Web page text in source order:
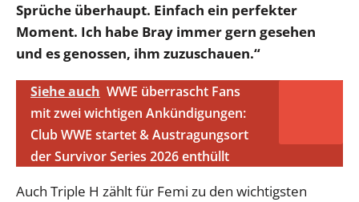
Sprüche überhaupt. Einfach ein perfekter
Moment. Ich habe Bray immer gern gesehen
und es genossen, ihm zuzuschauen.“
Siehe auch WWE überrascht Fans
mit zwei wichtigen Ankündigungen:
Club WWE startet & Austragungsort
der Survivor Series 2026 enthüllt
Auch Triple H zählt für Femi zu den wichtigsten